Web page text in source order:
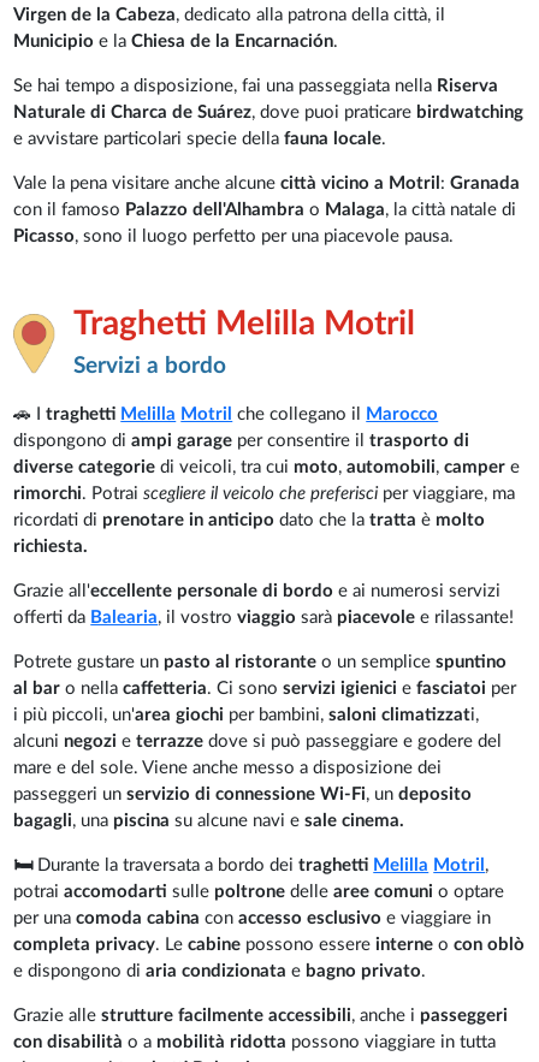
Virgen de la Cabeza, dedicato alla patrona della città, il
Municipioe laChiesa de la Encarnación.
Se hai tempo a disposizione, fai una passeggiata nella Riserva
Naturale di Charca de Suárez, dove puoi praticare birdwatching
e avvistare particolari specie dellafauna locale.
Vale la pena visitare anche alcunecittà vicino a Motril :Granada
con il famoso Palazzo dell'Alhambra o Malaga, la città natale di
Picasso, sono il luogo perfetto per una piacevole pausa.
Traghetti Melilla Motril
Servizi a bordo
🚗 Itraghetti Melilla Motril che collegano il
Marocco
dispongono diampi garage per consentire iltrasporto di
diverse categorie di veicoli, tra cui moto,automobili,campere
rimorchi. Potraiscegliere il veicolo che preferisci per viaggiare, ma
ricordati di prenotare in anticipo dato che latrattaè molto
richiesta.
Grazie all'eccellente personale di bordo e ai numerosi servizi
offerti da Balearia, il vostroviaggiosarà piacevolee rilassante!
Potrete gustare un pasto al ristorante o un semplicespuntino
al bar o nellacaffetteria. Ci sonoservizi igienici efasciatoi per
i più piccoli, un'area giochi per bambini,saloni climatizzati,
alcuni negozieterrazze dove si può passeggiare e godere del
mare e del sole. Viene anche messo a disposizione dei
passeggeri unservizio di connessione Wi-Fi, undeposito
bagagli, una piscinasu alcune navi esale cinema.
🛏️ Durante la traversata a bordo dei traghetti Melilla Motril ,
potraiaccomodartisulle poltronedellearee comunio optare
per unacomoda cabina conaccesso esclusivo e viaggiare in
completa privacy. Lecabine possono essereinterneocon oblò
e dispongono diaria condizionata e bagno privato.
Grazie allestrutture facilmente accessibili, anche i passeggeri
con disabilità o a mobilità ridotta possono viaggiare in tutta